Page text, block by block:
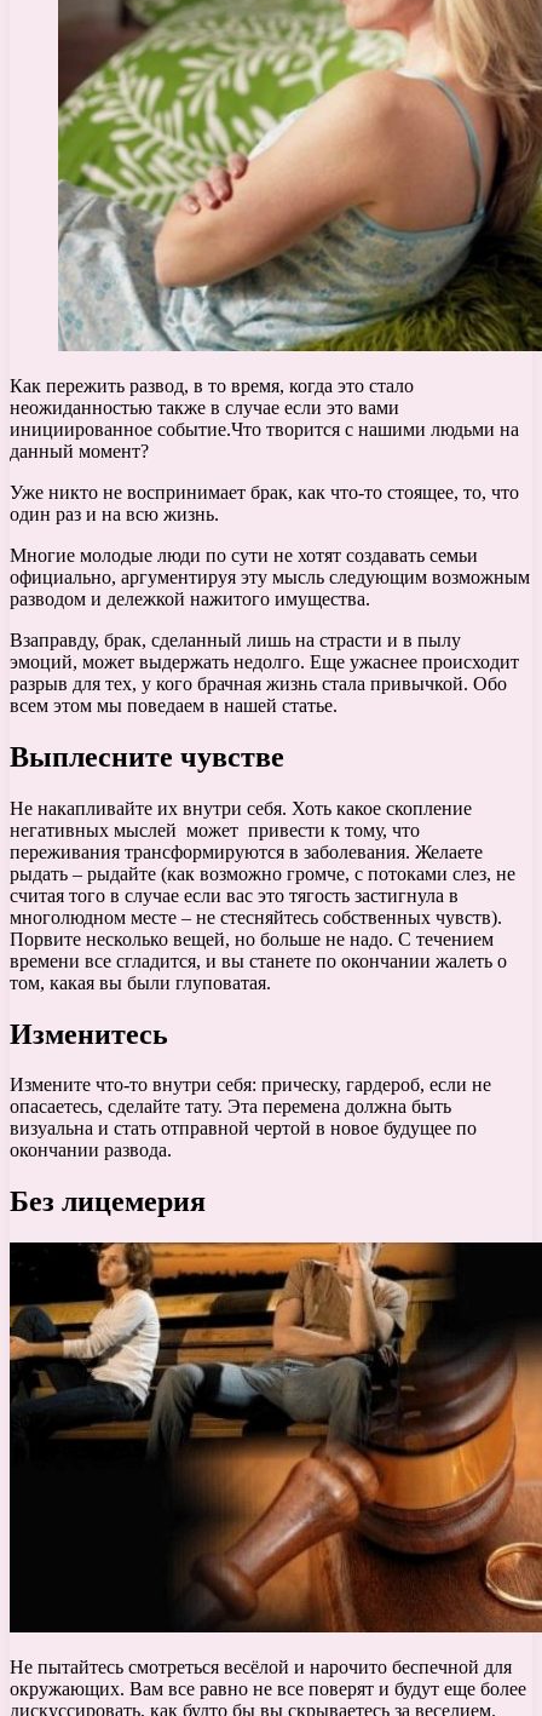
Как пережить развод, в то время, когда это стало
неожиданностью также в случае если это вами
инициированное событие.Что творится с нашими людьми на
данный момент?
Уже никто не воспринимает брак, как что-то стоящее, то, что
один раз и на всю жизнь.
Многие молодые люди по сути не хотят создавать семьи
официально, аргументируя эту мысль следующим возможным
разводом и дележкой нажитого имущества.
Взаправду, брак, сделанный лишь на страсти и в пылу
эмоций, может выдержать недолго. Еще ужаснее происходит
разрыв для тех, у кого брачная жизнь стала привычкой. Обо
всем этом мы поведаем в нашей статье.
Выплесните чувстве
Не накапливайте их внутри себя. Хоть какое скопление
негативных мыслей может привести к тому, что
переживания трансформируются в заболевания. Желаете
рыдать – рыдайте (как возможно громче, с потоками слез, не
считая того в случае если вас это тягость застигнула в
многолюдном месте – не стесняйтесь собственных чувств).
Порвите несколько вещей, но больше не надо. С течением
времени все сгладится, и вы станете по окончании жалеть о
том, какая вы были глуповатая.
Изменитесь
Измените что-то внутри себя: прическу, гардероб, если не
опасаетесь, сделайте тату. Эта перемена должна быть
визуальна и стать отправной чертой в новое будущее по
окончании развода.
Без лицемерия
Не пытайтесь смотреться весёлой и нарочито беспечной для
окружающих. Вам все равно не все поверят и будут еще более
дискуссировать, как будто бы вы скрываетесь за веселием.